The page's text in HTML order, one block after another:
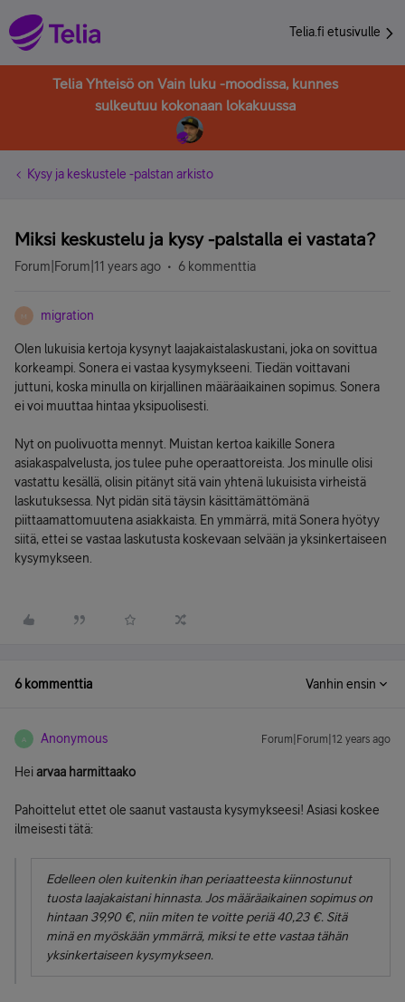
Telia.fi etusivulle
Telia Yhteisö on Vain luku -moodissa, kunnes
sulkeutuu kokonaan lokakuussa
Kysy ja keskustele -palstan arkisto
Miksi keskustelu ja kysy -palstalla ei vastata?
Forum|Forum|11 years ago 6 kommenttia
M migration
Olen lukuisia kertoja kysynyt laajakaistalaskustani, joka on sovittua
korkeampi. Sonera ei vastaa kysymykseeni. Tiedän voittavani
juttuni, koska minulla on kirjallinen määräaikainen sopimus. Sonera
ei voi muuttaa hintaa yksipuolisesti.
Nyt on puolivuotta mennyt. Muistan kertoa kaikille Sonera
asiakaspalvelusta, jos tulee puhe operaattoreista. Jos minulle olisi
vastattu kesällä, olisin pitänyt sitä vain yhtenä lukuisista virheistä
laskutuksessa. Nyt pidän sitä täysin käsittämättömänä
piittaamattomuutena asiakkaista. En ymmärrä, mitä Sonera hyötyy
siitä, ettei se vastaa laskutusta koskevaan selvään ja yksinkertaiseen
kysymykseen.
6 kommenttia Vanhin ensin
A Anonymous Forum|Forum|12 years ago
Heiarvaa harmittaako
Pahoittelut ettet ole saanut vastausta kysymykseesi! Asiasi koskee
ilmeisesti tätä:
Edelleen olen kuitenkin ihan periaatteesta kiinnostunut
tuosta laajakaistani hinnasta. Jos määräaikainen sopimus on
hintaan 39,90 €, niin miten te voitte periä 40,23 €. Sitä
minä en myöskään ymmärrä, miksi te ette vastaa tähän
yksinkertaiseen kysymykseen.